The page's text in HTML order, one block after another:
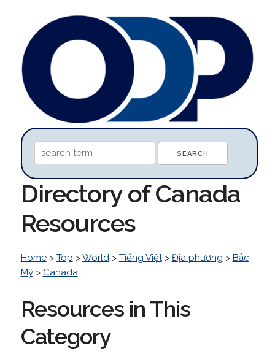
Directory of Canada
Resources
Home> Top >World> Tiếng Việt> Địa phương > Bắc
Mỹ> Canada
Resources in This
Category